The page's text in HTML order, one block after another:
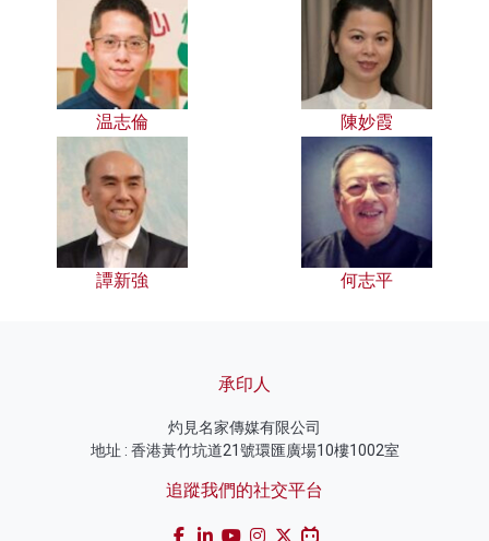
温志倫 陳妙霞
譚新強 何志平
承印人
灼見名家傳媒有限公司
地址 : 香港黃竹坑道21號環匯廣場10樓1002室
追蹤我們的社交平台